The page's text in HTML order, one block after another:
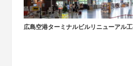
広島空港ターミナルビルリニューアル